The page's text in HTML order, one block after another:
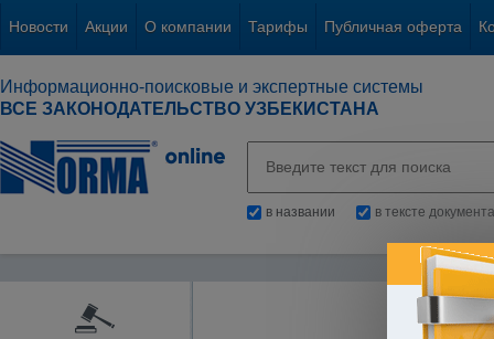
Новости Акции О компании Тарифы Публичная оферта
Информационно-поисковые и экспертные системы
ВСЕ ЗАКОНОДАТЕЛЬСТВО УЗБЕКИСТАНА
в названии в тексте документа